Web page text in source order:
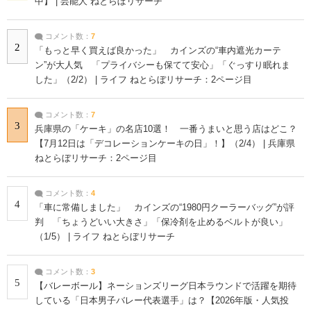
2
コメント数： 7
「もっと早く買えば良かった」 カインズの“車内遮光カーテ
ン”が大人気 「プライバシーも保てて安心」「ぐっすり眠れま
した」（2/2） | ライフ ねとらぼリサーチ：2ページ目
3
コメント数： 7
兵庫県の「ケーキ」の名店10選！ 一番うまいと思う店はどこ？
【7月12日は「デコレーションケーキの日」！】（2/4） | 兵庫県
ねとらぼリサーチ：2ページ目
4
コメント数： 4
「車に常備しました」 カインズの“1980円クーラーバッグ”が評
判 「ちょうどいい大きさ」「保冷剤を止めるベルトが良い」
（1/5） | ライフ ねとらぼリサーチ
5
コメント数： 3
【バレーボール】ネーションズリーグ日本ラウンドで活躍を期待
している「日本男子バレー代表選手」は？【2026年版・人気投